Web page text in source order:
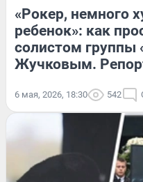
«Рокер, немного
ребенок»: как
солистом
Жучковым.
6 мая, 2026, 18:30 542